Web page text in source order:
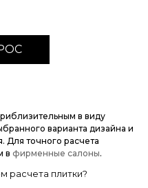
в виду
варианта дизайна и
точного расчета
в фирменные салоны.
расчета плитки?